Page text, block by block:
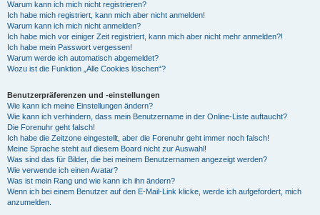
Warum kann ich mich nicht registrieren?
Ich habe mich registriert, kann mich aber nicht anmelden!
Warum kann ich mich nicht anmelden?
Ich habe mich vor einiger Zeit registriert, kann mich aber nicht mehr anmelden?!
Ich habe mein Passwort vergessen!
Warum werde ich automatisch abgemeldet?
Wozu ist die Funktion „Alle Cookies löschen“?
Benutzerpräferenzen und -einstellungen
Wie kann ich meine Einstellungen ändern?
Wie kann ich verhindern, dass mein Benutzername in der Online-Liste auftaucht?
Die Forenuhr geht falsch!
Ich habe die Zeitzone eingestellt, aber die Forenuhr geht immer noch falsch!
Meine Sprache steht auf diesem Board nicht zur Auswahl!
Was sind das für Bilder, die bei meinem Benutzernamen angezeigt werden?
Wie verwende ich einen Avatar?
Was ist mein Rang und wie kann ich ihn ändern?
Wenn ich bei einem Benutzer auf den E-Mail-Link klicke, werde ich aufgefordert, mich
anzumelden.